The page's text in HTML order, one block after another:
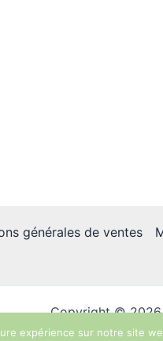
générales de ventes
Copyright © 2026
expérience sur notre site